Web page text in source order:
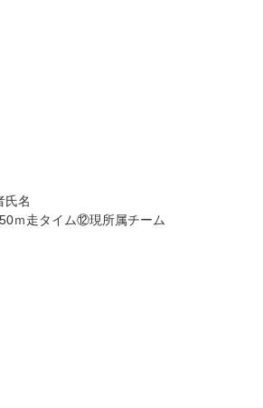
名
走タイム⑫現所属チーム